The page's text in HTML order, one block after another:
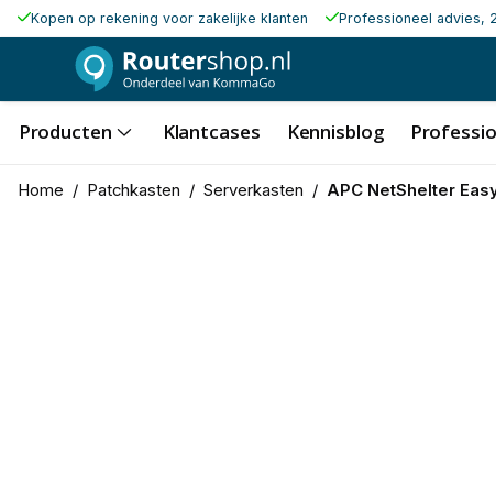
Kopen op rekening voor zakelijke klanten Professioneel advies,
Producten Klantcases Kennisblog
Home / Patchkasten / Serverkasten / APC NetShelter